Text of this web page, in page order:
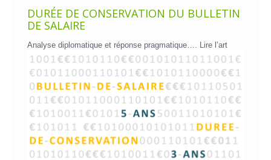
DURÉE DE CONSERVATION DU BULLETIN
DE SALAIRE
Analyse diplomatique et réponse pragmatique…. Lire l’art